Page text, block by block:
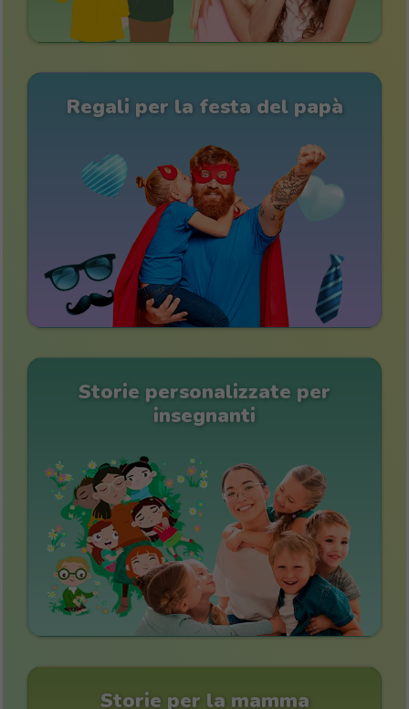
Regali per la festa del papà
Storie personalizzate per
insegnanti
Storie per la mamma